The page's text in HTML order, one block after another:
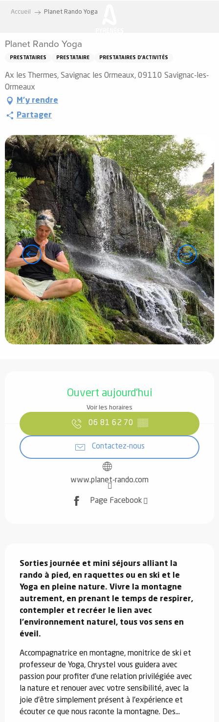
principal
Accueil Planet Rando Yoga
Planet Rando Yoga
PRESTATAIRES PRESTATAIRE PRESTATAIRES D'ACTIVITÉS
Ax les Thermes, Savignac les Ormeaux, 09110 Savignac-les-
Ormeaux
M'y rendre
Partager
Ouvert aujourd'hui
Voir les horaires
06 81 62 70 ▒▒
Contactez-nous
www.planet-rando.com
Page Facebook
Sorties journée et mini séjours alliant la
rando à pied, en raquettes ou en ski et le
Yoga en pleine nature. Vivre la montagne
autrement, en prenant le temps de respirer,
contempler et recréer le lien avec
l'environnement naturel, tous vos sens en
éveil.
Accompagnatrice en montagne, monitrice de ski et
professeur de Yoga, Chrystel vous guidera avec
passion pour profiter d'une relation privilégiée avec
la nature et renouer avec votre sensibilité, avec la
joie d'être simplement présent à l'expérience et
écouter ce que nous raconte la montagne. Des...